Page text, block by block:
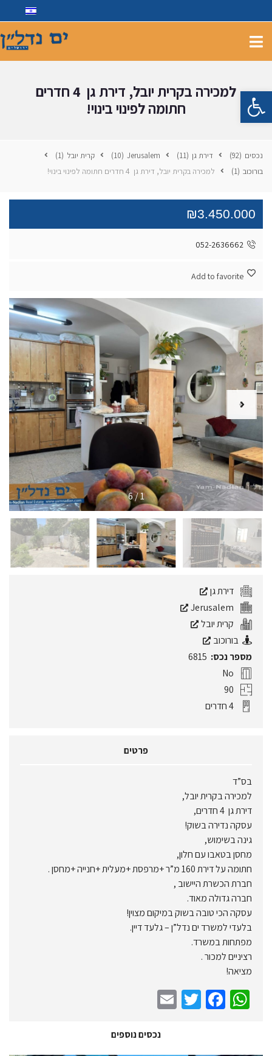
פתח סרגל נגישות
למכירה בקרית יובל, דירת גן 4 חדרים
חתומה לפינוי בינוי!
נכסים (92) דירת גן (11)
Jerusalem
(10) קרית יובל (1)
בורוכוב (1) למכירה בקרית יובל, דירת גן 4 חדרים חתומה לפינוי בינוי!
₪3.450.000
052-2636662
Add to favorite
1
/
6
דירת גן
Jerusalem
קרית יובל
בורוכוב
מספר נכס: 6815
No
90
4 חדרים
פרטים
בס”ד
למכירה בקרית יובל,
דירת גן 4 חדרים,
עסקה נדירה בשוק!
גינה בשימוש,
מחסן בטאבו עם חלון,
חתומה על דירת 160 מ”ר +מרפסת +מעלית +חנייה +מחסן .
חברת הכשרת היישוב ,
חברה גדולה מאוד.
עסקה הכי טובה בשוק במיקום מצוין!
בלעדי למשרד ים נדל”ן – גלעד דיין.
מפתחות במשרד.
רציניים למכור .
מציאה!
W
Fa
T
ail
נכסים נוספים